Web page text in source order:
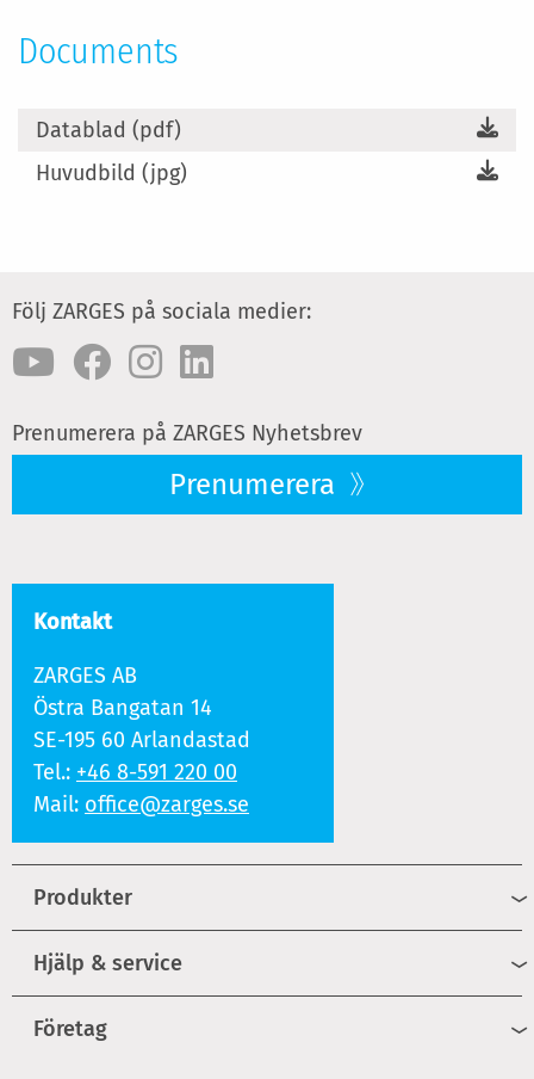
Documents
Datablad (pdf)
Huvudbild (jpg)
Följ ZARGES på sociala medier:
Prenumerera på ZARGES Nyhetsbrev
Prenumerera
Kontakt
ZARGES AB
Östra Bangatan 14
SE-195 60 Arlandastad
Tel.: +46 8-591 220 00
Mail: office@zarges.se
Produkter
Hjälp & service
Företag